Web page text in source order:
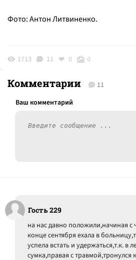
Фото: Антон Литвиненко.
1713 11 0 0
Комментарии 11
Гость 229
на нас давно положили,начиная
конце сентября ехала в
успела встать и удержаться,т.к. в
сумка,правая с травмой,тронулся